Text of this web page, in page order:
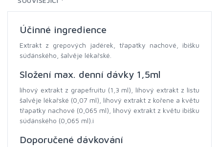
Účinné ingredience
Extrakt z grepových jadérek, třapatky nachové, ibišku
súdánského, šalvěje lékařské.
Složení max. denní dávky 1,5ml
lihový extrakt z grapefruitu (1,3 ml), lihový extrakt z listu
šalvěje lékařské (0,07 ml), lihový extrakt z kořene a květu
třapatky nachové (0,065 ml), lihový extrakt z květu ibišku
súdánského (0,065 ml).i
Doporučené dávkování